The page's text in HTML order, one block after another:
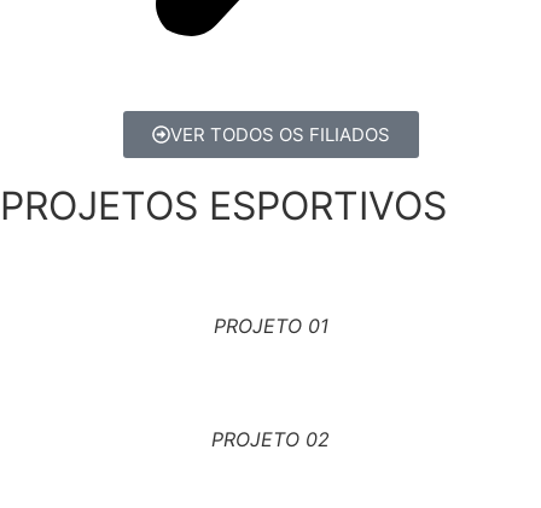
VER TODOS OS FILIADOS
PROJETOS ESPORTIVOS
PROJETO 01
PROJETO 02